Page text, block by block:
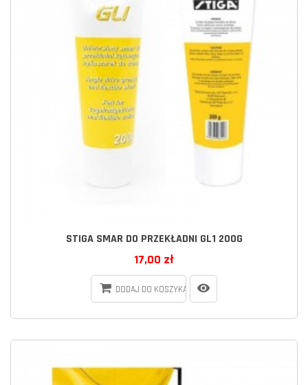
STIGA SMAR DO PRZEKŁADNI GL1 200G
17,00 zł
DODAJ DO KOSZYKA